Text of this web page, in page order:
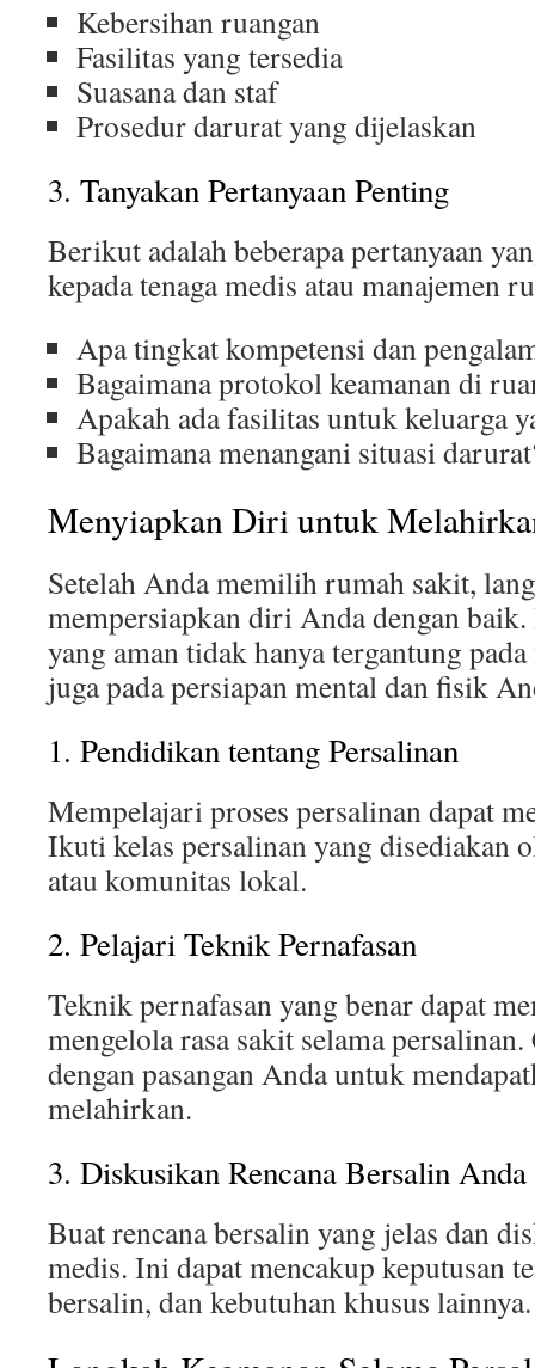
Kebersihan ruangan
Fasilitas yang tersedia
Suasana dan staf
Prosedur darurat yang dijelaskan
3. Tanyakan Pertanyaan Penting
Berikut adalah beberapa pertanyaan
kepada tenaga medis atau manajemen
Apa tingkat kompetensi dan
Bagaimana protokol keamanan di
Apakah ada fasilitas untuk keluarga
Bagaimana menangani situasi
Menyiapkan Diri untuk
Setelah Anda memilih rumah sakit,
mempersiapkan diri Anda dengan baik.
yang aman tidak hanya tergantung
juga pada persiapan mental dan fisik
1. Pendidikan tentang Persalinan
Mempelajari proses persalinan dapat
Ikuti kelas persalinan yang disediakan
atau komunitas lokal.
2. Pelajari Teknik Pernafasan
Teknik pernafasan yang benar dapat
mengelola rasa sakit selama
dengan pasangan Anda untuk
melahirkan.
3. Diskusikan Rencana Bersalin Anda
Buat rencana bersalin yang jelas dan
medis. Ini dapat mencakup keputusan
bersalin, dan kebutuhan khusus lainnya.